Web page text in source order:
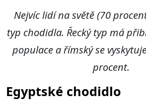
Nejvíc lidí na světě (70
typ chodidla. Řecký typ má
populace a římský se
procent.
Egyptské chodidlo